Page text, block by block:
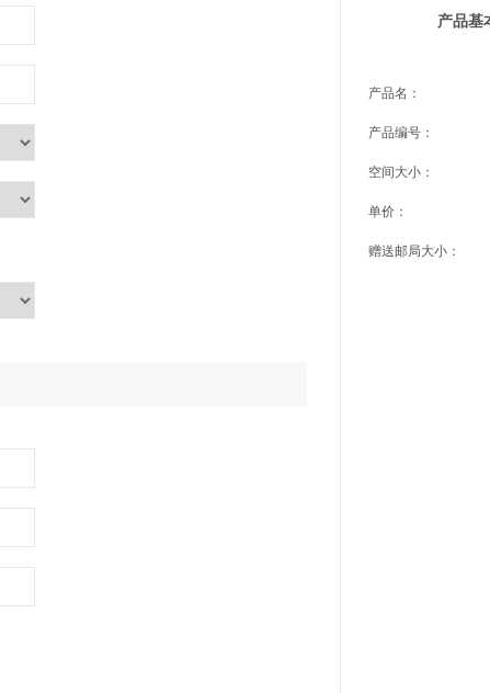
产品基
产品名：
产品编号：
空间大小：
单价：
赠送邮局大小：